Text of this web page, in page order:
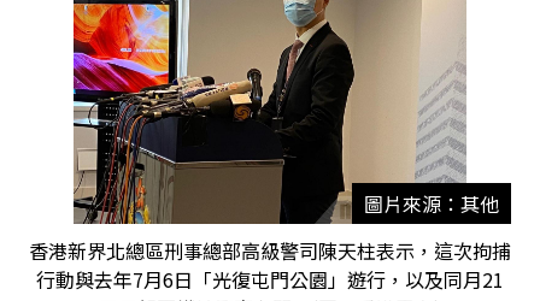
圖片來源：其他
香港新界北總區刑事總部高級警司陳天柱表示，這次拘捕
行動與去年7月6日「光復屯門公園」遊行，以及同月21